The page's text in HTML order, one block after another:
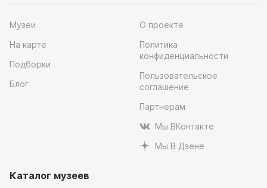
Музеи
На карте
Подборки
Блог
О проекте
Политика
конфиденциальности
Пользовательское
соглашение
Партнерам
Мы ВКонтакте
Мы В Дзене
Каталог музеев